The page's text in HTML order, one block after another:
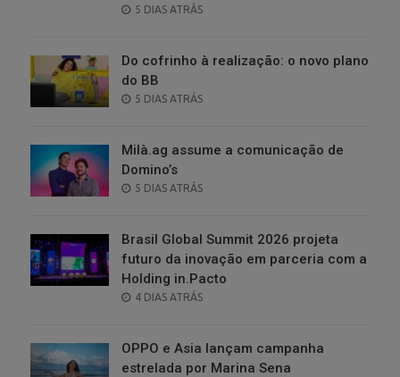
POSTED
5 DIAS ATRÁS
Do cofrinho à realização: o novo plano
do BB
POSTED
5 DIAS ATRÁS
Milà.ag assume a comunicação de
Domino’s
POSTED
5 DIAS ATRÁS
Brasil Global Summit 2026 projeta
futuro da inovação em parceria com a
Holding in.Pacto
POSTED
4 DIAS ATRÁS
OPPO e Asia lançam campanha
estrelada por Marina Sena